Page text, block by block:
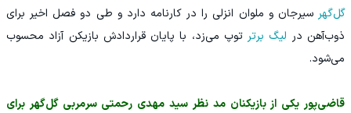
گل‌گهر سیرجان و ملوان انزلی را در کارنامه دارد و طی دو فصل اخیر برای
ذوب‌آهن در لیگ برتر توپ می‌زد، با پایان قراردادش بازیکن آزاد محسوب
می‌شود.
قاضی‌پور یکی از بازیکنان مد نظر سید مهدی رحمتی سرمربی گل‌گهر برای